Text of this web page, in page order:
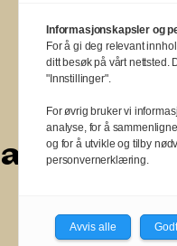
BALLADE —
a
aaa
Informasjonskapsler og
For å gi deg relevant
ditt besøk på vårt nettsted.
"Innstillinger".
For øvrig bruker vi
analyse, for å
og for å utvikle og tilby
personvernerklæring.
Avvis alle